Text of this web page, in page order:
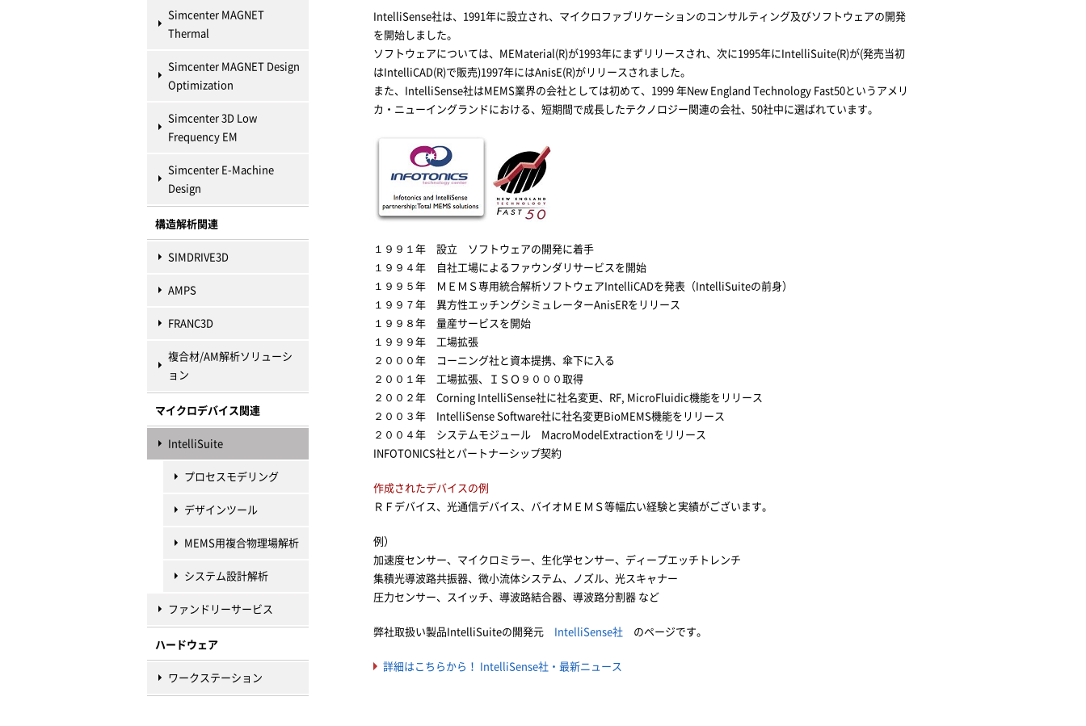
Simcenter MAGNET
Thermal
Simcenter MAGNET Design
Optimization
Simcenter 3D Low
Frequency EM
Simcenter E-Machine
Design
構造解析関連
SIMDRIVE3D
AMPS
FRANC3D
複合材/AM解析ソリューシ
ョン
マイクロデバイス関連
IntelliSuite
プロセスモデリング
デザインツール
MEMS用複合物理場解析
システム設計解析
ファンドリーサービス
ハードウェア
ワークステーション
IntelliSense社は、1991年に設立され、マイクロファブリケーションのコンサルティング及びソフトウェアの開発
を開始しました。
ソフトウェアについては、MEMaterial(R)が1993年にまずリリースされ、次に1995年にIntelliSuite(R)が(発売当初
はIntelliCAD(R)で販売)1997年にはAnisE(R)がリリースされました。
また、IntelliSense社はMEMS業界の会社としては初めて、1999 年New England Technology Fast50というアメリ
カ・ニューイングランドにおける、短期間で成長したテクノロジー関連の会社、50社中に選ばれています。
１９９１年 設立 ソフトウェアの開発に着手
１９９４年 自社工場によるファウンダリサービスを開始
１９９５年 ＭＥＭＳ専用統合解析ソフトウェアIntelliCADを発表（IntelliSuiteの前身）
１９９７年 異方性エッチングシミュレーターAnisERをリリース
１９９８年 量産サービスを開始
１９９９年 工場拡張
２０００年 コーニング社と資本提携、傘下に入る
２００１年 工場拡張、ＩＳＯ９０００取得
２００２年 Corning IntelliSense社に社名変更、RF, MicroFluidic機能をリリース
２００３年 IntelliSense Software社に社名変更BioMEMS機能をリリース
２００４年 システムモジュール MacroModelExtractionをリリース
INFOTONICS社とパートナーシップ契約
作成されたデバイスの例
ＲＦデバイス、光通信デバイス、バイオＭＥＭＳ等幅広い経験と実績がございます。
例）
加速度センサー、マイクロミラー、生化学センサー、ディープエッチトレンチ
集積光導波路共振器、微小流体システム、ノズル、光スキャナー
圧力センサー、スイッチ、導波路結合器、導波路分割器 など
弊社取扱い製品IntelliSuiteの開発元 IntelliSense社 のページです。
詳細はこちらから！ IntelliSense社・最新ニュース